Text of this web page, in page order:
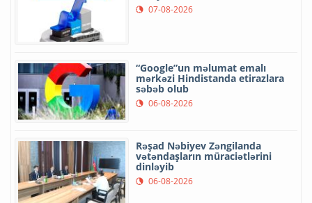
07-08-2026
“Google”un məlumat emalı
mərkəzi Hindistanda etirazlara
səbəb olub
06-08-2026
Rəşad Nəbiyev Zəngilanda
vətəndaşların müraciətlərini
dinləyib
06-08-2026